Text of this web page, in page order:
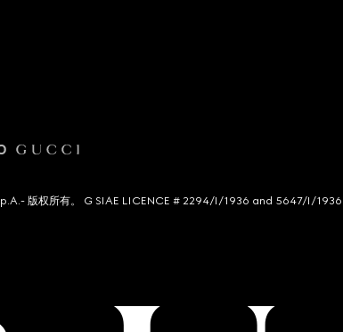
版权所有。 G SIAE LICENCE # 2294/I/1936 and 5647/I/1936